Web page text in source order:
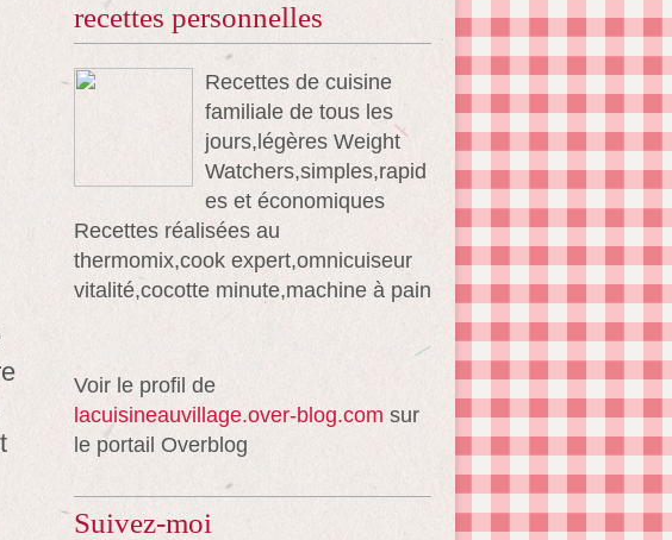
recettes personnelles
Recettes de cuisine
familiale de tous les
jours,légères Weight
Watchers,simples,rapid
es et économiques
Recettes réalisées au
thermomix,cook expert,omnicuiseur
vitalité,cocotte minute,machine à pain
Voir le profil de
lacuisineauvillage.over-blog.com sur
le portail Overblog
Suivez-moi